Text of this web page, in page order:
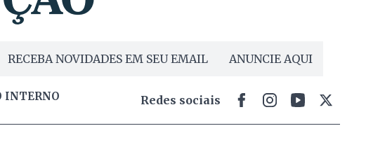
RECEBA NOVIDADES EM SEU EMAIL ANUNCIE AQUI
INTERNO Redes sociais